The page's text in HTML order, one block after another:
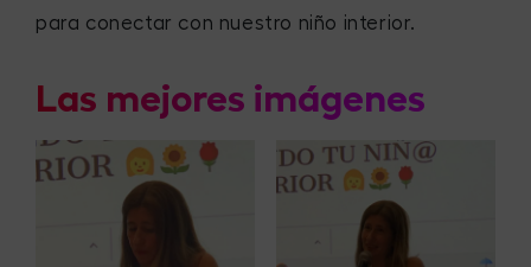
para conectar con nuestro niño interior.
Las mejores imágenes